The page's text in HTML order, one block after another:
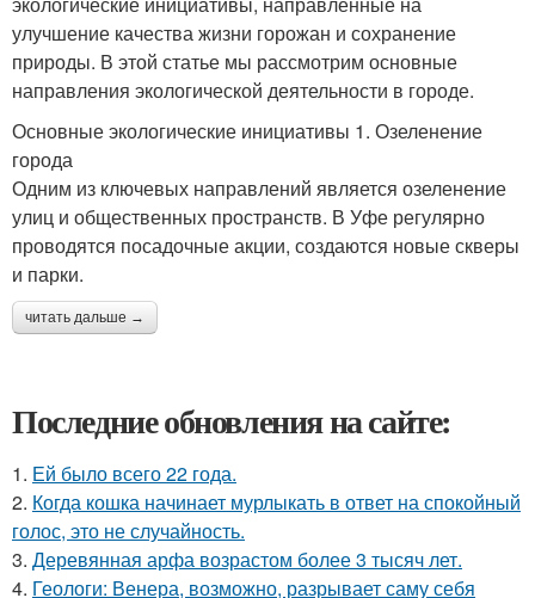
улучшение качества жизни горожан и сохранение
природы. В этой статье мы рассмотрим основные
направления экологической деятельности в городе.
Основные экологические инициативы 1. Озеленение
города
Одним из ключевых направлений является озеленение
улиц и общественных пространств. В Уфе регулярно
проводятся посадочные акции, создаются новые скверы
и парки.
читать дальше →
Последние обновления на сайте:
1. Ей было всего 22 года.
2. Когда кошка начинает мурлыкать в ответ на спокойный
голос, это не случайность.
3. Деревянная арфа возрастом более 3 тысяч лет.
4. Геологи: Венера, возможно, разрывает саму себя